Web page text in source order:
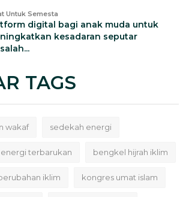
Untuk Semesta
digital bagi anak muda untuk
kesadaran seputar
TAGS
wakaf sedekah energi
energi terbarukan bengkel hijrah iklim
iklim kongres umat islam